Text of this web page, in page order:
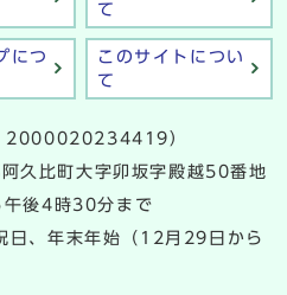
て
につ
このサイトについ
て
2000020234419）
久比町大字卯坂字殿越50番地
午後4時30分まで
日、年末年始（12月29日から